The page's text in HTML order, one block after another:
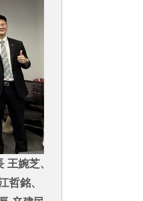
婉芝、
哲銘、